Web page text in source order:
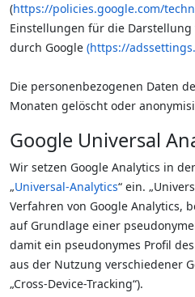
(https://policies.google.com/
Einstellungen für die
durch Google (https://
Die personenbezogenen Daten
Monaten gelöscht oder
Google Universal
Wir setzen Google Analytics in
„Universal-Analytics“ ein.
Verfahren von Google Analytics,
auf Grundlage einer
damit ein pseudonymes Profil
aus der Nutzung verschiedener
„Cross-Device-Tracking“).